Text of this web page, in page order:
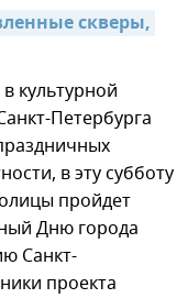
скверы,
культурной
Петербурга
в эту субботу
пройдет
Дню города
Санкт-
проекта